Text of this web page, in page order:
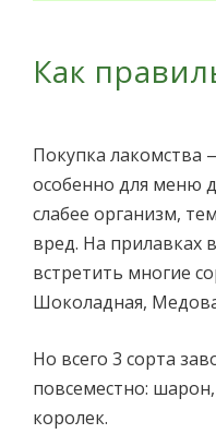
Как
Покупка лакомства
особенно для меню
слабее организм,
вред. На прилавках
встретить многие
Шоколадная,
Но всего 3 сорта
повсеместно:
королек.